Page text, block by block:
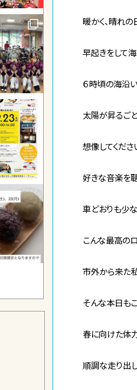
暖かく、晴れ
早起きをして
６時頃の海沿
太陽が昇るご
想像してくださ
好きな音楽を
車どおりも少な
こんな最高の
市外から来た
そんな本日も
春に向けた体
順調な走り出